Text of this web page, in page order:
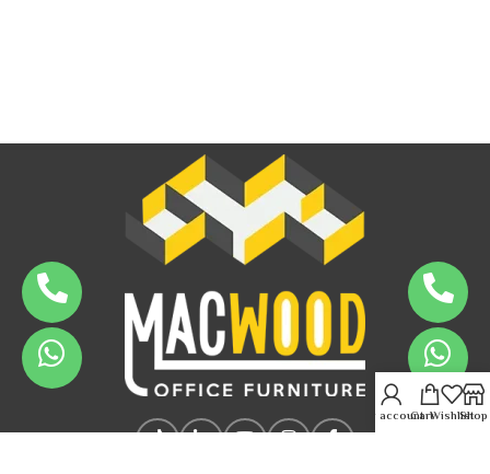
Shop
Wishlist
Cart
My account